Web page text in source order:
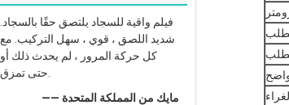
فيلم واقية للسجاد يلتصق حقًا بالسجاد.
شديد اللصق ، قوي ، سهل التركيب. مع
كل حركة المرور ، لم يحدث ذلك أو
—— مايك من المملكة المتحدة